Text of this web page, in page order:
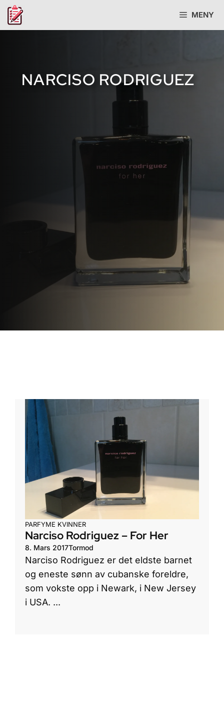
Hopp
MENY
NARCISO RODRIGUEZ
PARFYME KVINNER
Narciso Rodriguez – For Her
8. Mars 2017Tormod
Narciso Rodriguez er det eldste barnet
og eneste sønn av cubanske foreldre,
som vokste opp i Newark, i New Jersey
i USA. ...